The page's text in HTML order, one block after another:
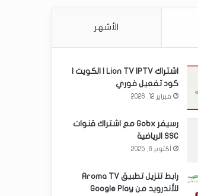
الأشهر
اشتراك Lion TV IPTV | الكويت |
كود تفعيل فوري
فبراير 12, 2026
رسيفر Gobx مع اشتراك قنوات
SSC الرياضية
أكتوبر 6, 2025
رابط تنزيل تطبيق Aroma TV
للأندرويد من Google Play